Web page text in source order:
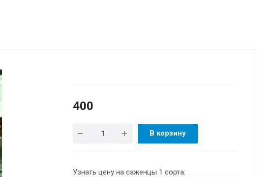
400
В корзину
Узнать цену на саженцы 1 сорта: